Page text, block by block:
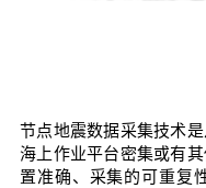
节点地震数据采集技术
海上作业平台密集或有
置准确、采集的可重复